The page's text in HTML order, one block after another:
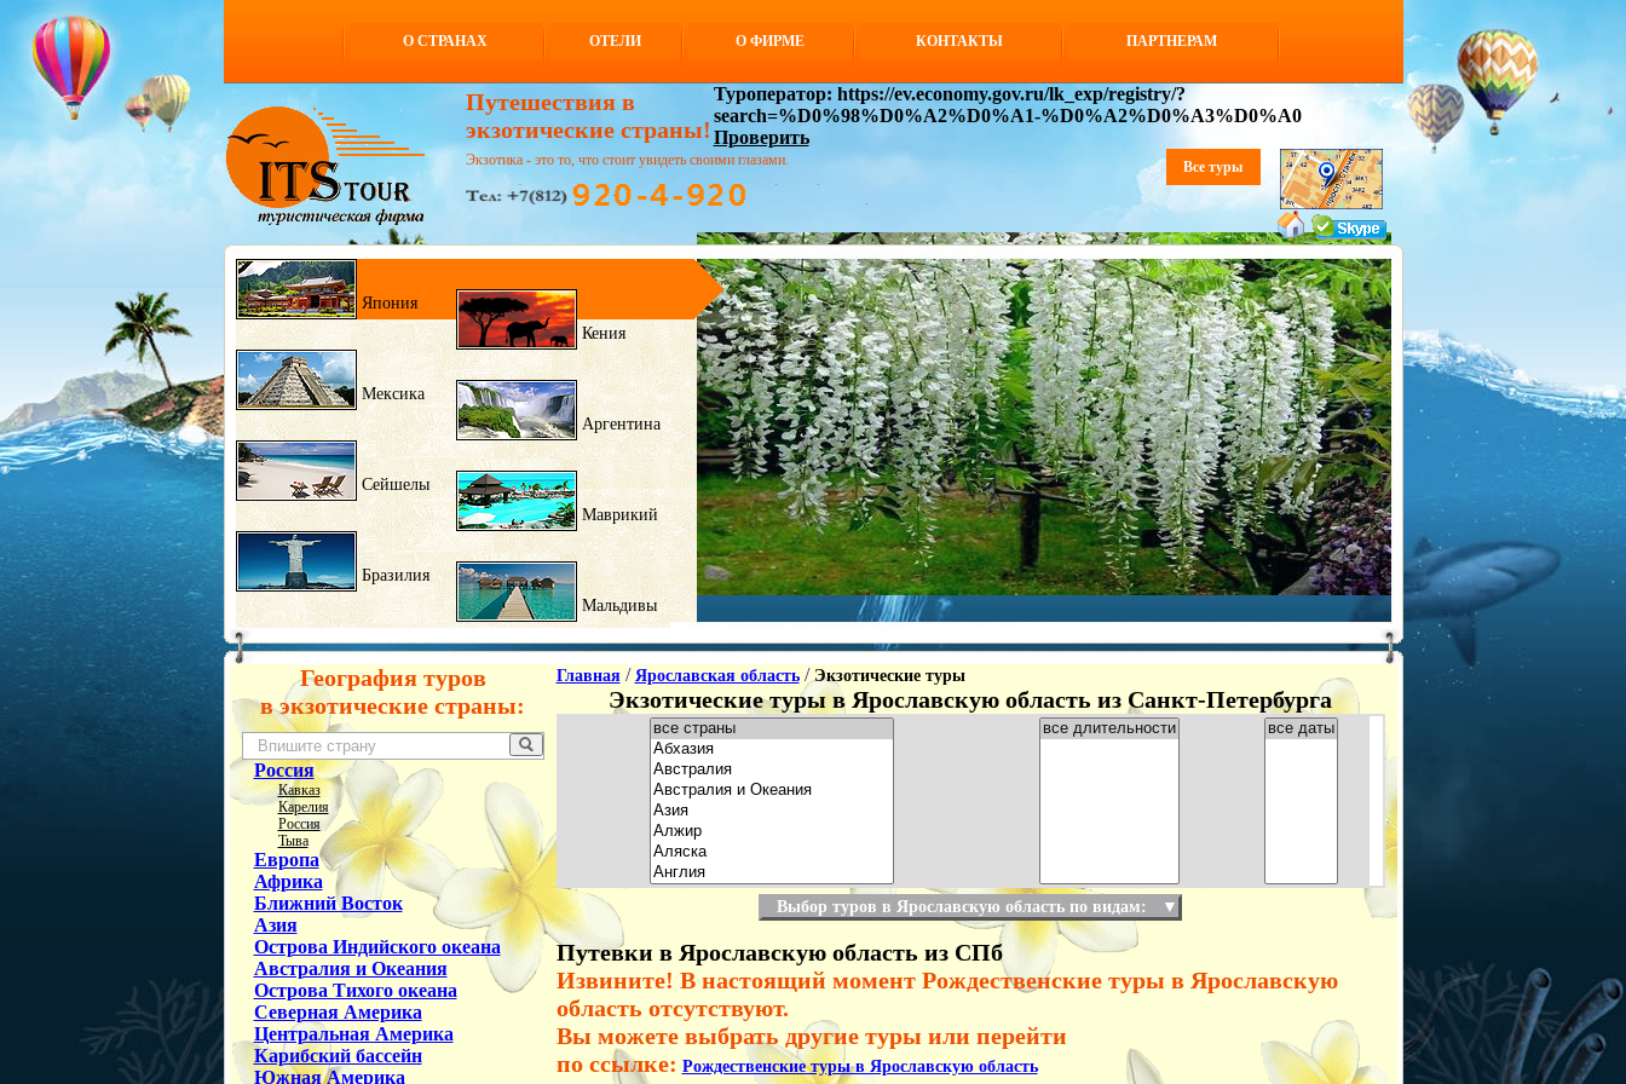
О СТРАНАХ ОТЕЛИ О ФИРМЕ КОНТАКТЫ ПАРТНЕРАМ
Путешествия в
экзотические страны!
Туроператор: https://ev.economy.gov.ru/lk_exp/registry/?
search=%D0%98%D0%A2%D0%A1-%D0%A2%D0%A3%D0%A0
Проверить
Экзотика - это то, что стоит увидеть своими глазами. Все туры
Япония
Кения
Мексика
Аргентина
Сейшелы
Маврикий
Бразилия
Мальдивы
География туров
в экзотические страны:
Россия
Кавказ
Карелия
Россия
Тыва
Европа
Африка
Ближний Восток
Азия
Острова Индийского океана
Австралия и Океания
Острова Тихого океана
Северная Америка
Центральная Америка
Карибский бассейн
Южная Америка
Главная/ Ярославская область/Экзотические туры
Экзотические туры в Ярославскую область из Санкт-Петербурга
Выбор туров в Ярославскую область по видам: ▼
Путевки в Ярославскую область из СПб
Извините! В настоящий момент Рождественские туры в Ярославскую
область отсутствуют.
Вы можете выбрать другие туры или перейти
по ссылке: Рождественские туры в Ярославскую область